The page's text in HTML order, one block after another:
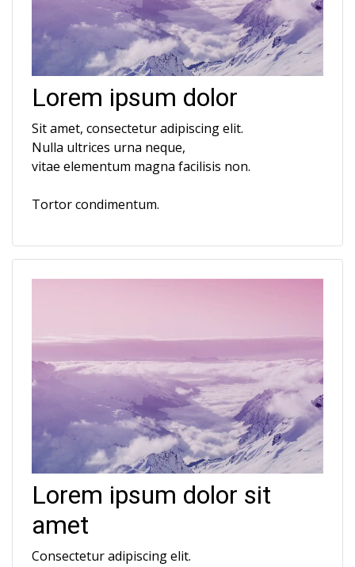
Lorem ipsum dolor
Sit amet, consectetur adipiscing elit.
Nulla ultrices urna neque,
vitae elementum magna facilisis non.
Tortor condimentum.
Lorem ipsum dolor sit
amet
Consectetur adipiscing elit.